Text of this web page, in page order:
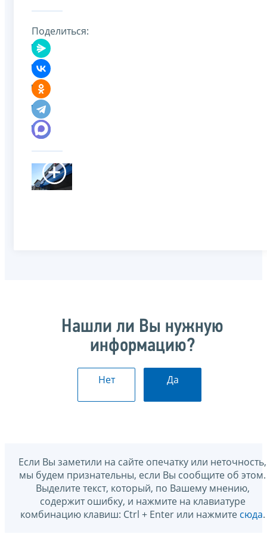
Поделиться:
Нашли ли Вы нужную
информацию?
Нет Да
Если Вы заметили на сайте опечатку или неточность,
мы будем признательны, если Вы сообщите об этом.
Выделите текст, который, по Вашему мнению,
содержит ошибку, и нажмите на клавиатуре
комбинацию клавиш: Ctrl + Enter или нажмите сюда.